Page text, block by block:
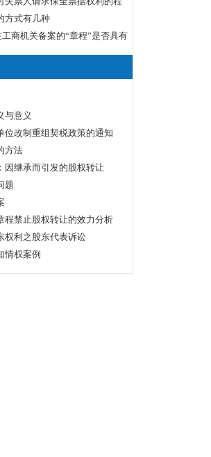
方式有几种
商机关备案的“章程”是否具有
？
与意义
位改制重组契税政策的通知
方法
因继承而引发的股权转让
题
程禁止股权转让的效力分析
权利之股东代表诉讼
情权案例